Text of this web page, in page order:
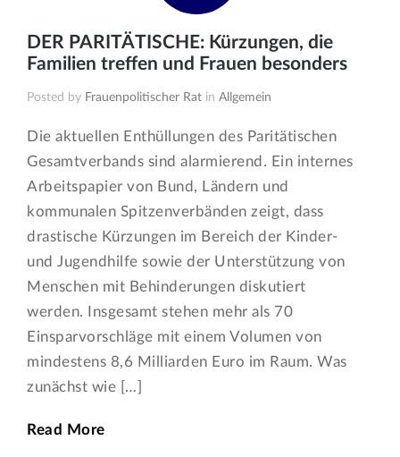
DER PARITÄTISCHE: Kürzungen, die
Familien treffen und Frauen besonders
Posted by Frauenpolitischer Rat inAllgemein
Die aktuellen Enthüllungen des Paritätischen
Gesamtverbands sind alarmierend. Ein internes
Arbeitspapier von Bund, Ländern und
kommunalen Spitzenverbänden zeigt, dass
drastische Kürzungen im Bereich der Kinder-
und Jugendhilfe sowie der Unterstützung von
Menschen mit Behinderungen diskutiert
werden. Insgesamt stehen mehr als 70
Einsparvorschläge mit einem Volumen von
mindestens 8,6 Milliarden Euro im Raum. Was
zunächst wie […]
Read More